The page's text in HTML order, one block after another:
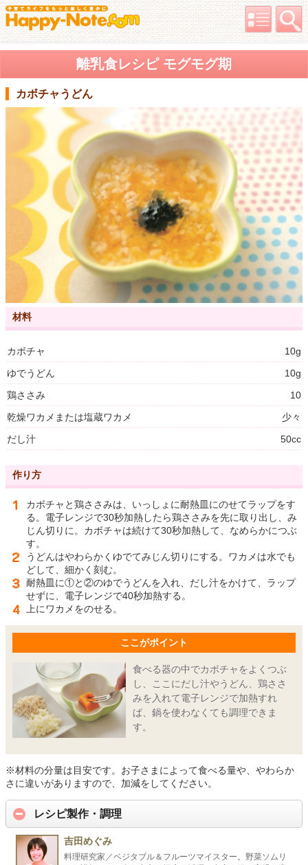
離乳食レシピ モグモグ期
カボチャうどん
材料
カボチャ
10g
ゆでうどん
10g
鶏ささみ
10
乾燥ワカメまたは塩蔵ワカメ
少々
だし汁
50cc
作り方
カボチャと鶏ささみは、いっしょに耐熱皿にのせてラップをす
る。電子レンジで30秒加熱したら鶏ささみを先に取り出し、み
じん切りに。カボチャは続けて30秒加熱して、なめらかにつぶ
す。
うどんはやわらかくゆでてみじん切りにする。ワカメは水でも
どして、細かく刻む。
耐熱皿に①と②のゆでうどんを入れ、だし汁をかけて、ラップ
せずに、電子レンジで40秒加熱する。
上にワカメをのせる。
ここがポイント
食べる器の中でカボチャをよくつぶ
し、ここにだし汁やうどん、鶏ささ
みを入れて電子レンジで加熱すれ
ば、鍋を使わなくても調理できま
す。
※材料の分量は目安です。お子さまによって食べる量や、やわらか
さに違いがありますので、加減をしてください。
レシピ製作・調理
吉田めぐみ
料理研究家／ベジタブル＆フルーツマイスター。野菜ソムリ